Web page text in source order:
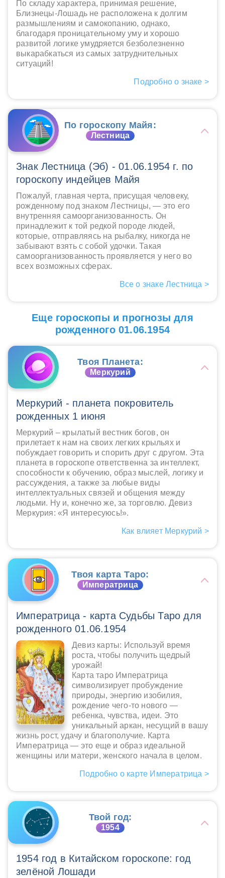
По складу характера, принимая решение,
Близнецы-Лошадь не расположена к долгим
размышлениям и самокопанию, однако,
благодаря проницательному уму и хорошо
развитой логике умудряется безболезненно
выкарабкаться из самых затруднительных
ситуаций!
Подробно о знаке >
По гороскопу Майя:
Лестница
Знак Лестница (Эб) - 01.06.1954 г. по
гороскопу индейцев Майя
Пожалуй, главная черта, присущая человеку,
рожденному под знаком Лестницы, — это его
внутренняя самоорганизованность. Он
принадлежит к той редкой породе людей,
которые, отправляясь на рыбалку, никогда не
забывают взять с собой удочки. Такая
самоорганизованность проявляется у него во
всех возможных сферах.
Все о знаке Лестница >
Еще гороскопы и прогнозы для
рожденного 01.06.1954
Твоя Планета:
Меркурий
Меркурий - планета покровитель
рожденных 1 июня
Меркурий – крылатый вестник богов, он
прилетает к нам на своих легких крыльях и
побуждает говорить и спорить друг с другом. Эта
планета в гороскопе ответственна за интеллект,
способности к обучению, образ мыслей, логику и
рассуждения, а также за любые виды
интеллектуальных связей и общения между
людьми. Ну и, конечно же, за торговлю. Девиз
Меркурия: «Я интересуюсь!».
Как влияет Меркурий >
Твоя карта Таро:
Императрица
Императрица - карта Судьбы Таро для
рожденного 01.06.1954
Девиз карты: Используй время
роста, чтобы получить щедрый
урожай!
Карта таро Императрица
символизирует пробуждение
природы, энергию изобилия,
рождение чего-то нового —
ребенка, чувства, идеи. Это
уникальный аркан, несущий в вашу
жизнь рост, удачу и благополучие. Карта
Императрица — это еще и образ идеальной
женщины или матери, женского начала в целом.
Подробно о карте Императрица >
Твой год:
1954
1954 год в Китайском гороскопе: год
зелёной Лошади